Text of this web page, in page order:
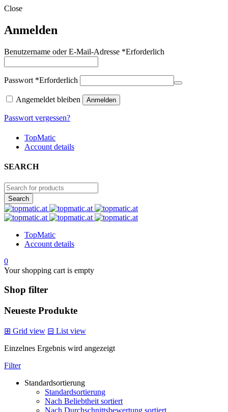
Close
Anmelden
Benutzername oder E-Mail-Adresse *Erforderlich
Passwort *Erforderlich
Angemeldet bleiben Anmelden
Passwort vergessen?
TopMatic
Account details
SEARCH
TopMatic
Account details
0
Your shopping cart is empty
Shop filter
Neueste Produkte
⊞ Grid view ⊟ List view
Einzelnes Ergebnis wird angezeigt
Filter
Standardsortierung
Standardsortierung
Nach Beliebtheit sortiert
Nach Durchschnittsbewertung sortiert